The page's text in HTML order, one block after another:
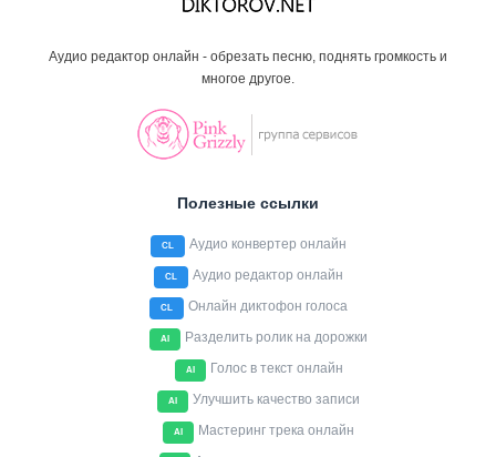
Аудио редактор онлайн - обрезать песню, поднять громкость и
многое другое.
Полезные ссылки
CL Аудио конвертер онлайн
CL Аудио редактор онлайн
CL Онлайн диктофон голоса
AI Разделить ролик на дорожки
AI Голос в текст онлайн
AI Улучшить качество записи
AI Мастеринг трека онлайн